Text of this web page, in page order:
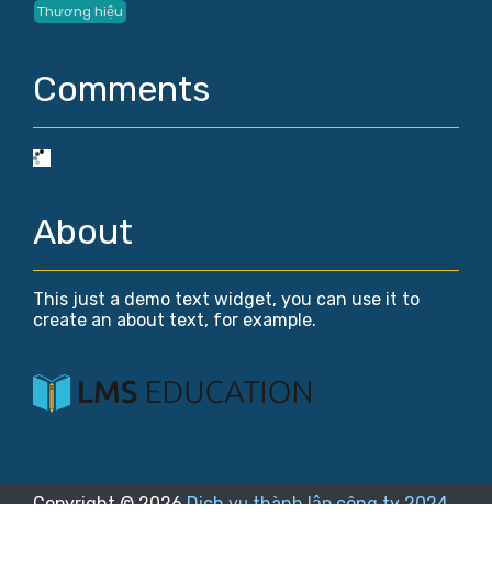
Thương hiệu
Comments
About
This just a demo text widget, you can use it to
create an about text, for example.
Copyright ©2026 Dịch vụ thành lập công ty 2024.